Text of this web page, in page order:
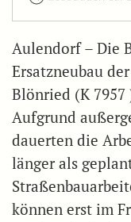
Aulendorf – Die
Ersatzneubau
Blönried (K 7957
Aufgrund
dauerten die
länger als
können erst im